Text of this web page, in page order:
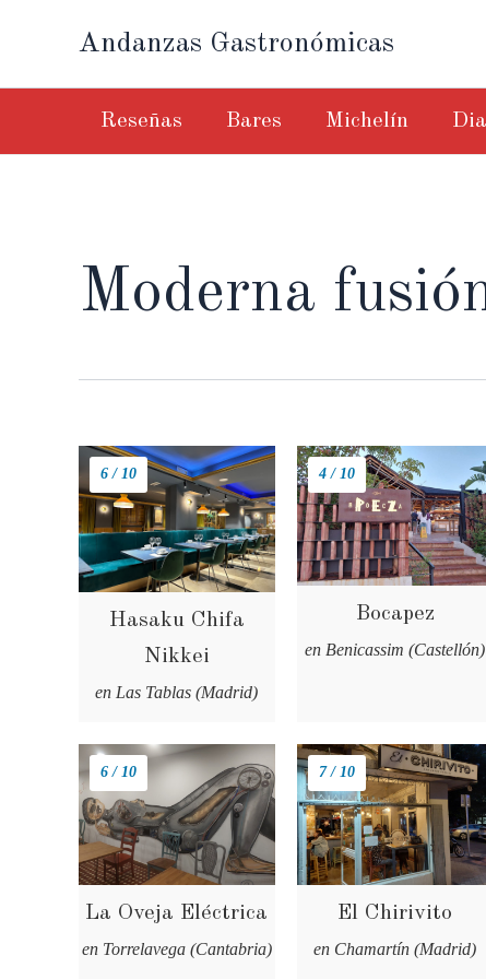
contenido
Andanzas Gastronómicas
Reseñas Bares Michelín
Moderna
6 / 10
Hasaku Chifa
Nikkei
en Las Tablas (Madrid)
4 / 10
Bocapez
en Benicassim (Castellón)
6 / 10
La Oveja Eléctrica
en Torrelavega (Cantabria)
7 / 10
El Chirivito
en Chamartín (Madrid)